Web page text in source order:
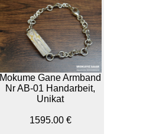
Mokume Gane Armband
Nr AB-01 Handarbeit,
Unikat
1595.00 €